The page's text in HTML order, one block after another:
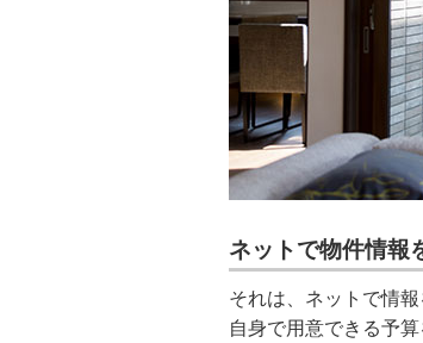
ネットで物件情報
それは、ネットで情
自身で用意できる予